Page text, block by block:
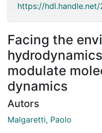
https://
Facing the
modulate
dynamics
Autors
Malgaretti, Paolo